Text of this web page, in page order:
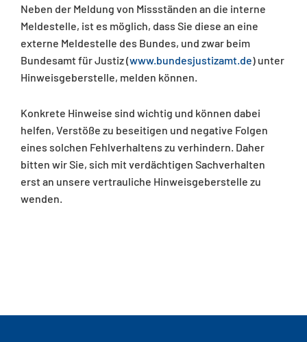
Neben der Meldung von Missständen an die interne
Meldestelle, ist es möglich, dass Sie diese an eine
externe Meldestelle des Bundes, und zwar beim
Bundesamt für Justiz (www.bundesjustizamt.de) unter
Hinweisgeberstelle, melden können.
Konkrete Hinweise sind wichtig und können dabei
helfen, Verstöße zu beseitigen und negative Folgen
eines solchen Fehlverhaltens zu verhindern. Daher
bitten wir Sie, sich mit verdächtigen Sachverhalten
erst an unsere vertrauliche Hinweisgeberstelle zu
wenden.